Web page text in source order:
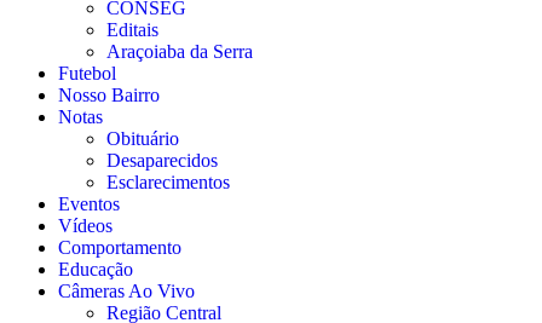
CONSEG
Editais
Araçoiaba da Serra
Futebol
Nosso Bairro
Notas
Obituário
Desaparecidos
Esclarecimentos
Eventos
Vídeos
Comportamento
Educação
Câmeras Ao Vivo
Região Central